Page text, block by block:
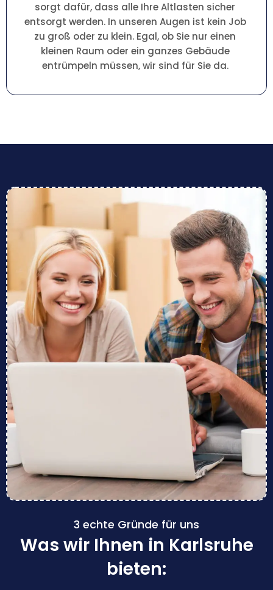
sorgt dafür, dass alle Ihre Altlasten sicher
entsorgt werden. In unseren Augen ist kein Job
zu groß oder zu klein. Egal, ob Sie nur einen
kleinen Raum oder ein ganzes Gebäude
entrümpeln müssen, wir sind für Sie da.
3 echte Gründe für uns
Was wir Ihnen in Karlsruhe
bieten: